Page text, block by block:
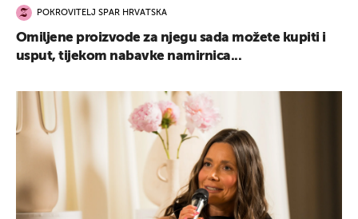
POKROVITELJ SPAR HRVATSKA
Omiljene proizvode za njegu sada možete kupiti i
usput, tijekom nabavke namirnica...